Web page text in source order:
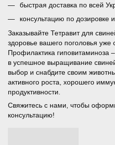
быстрая доставка по всей
консультацию по дозировке
Заказывайте Тетравит для
здоровье вашего поголовья уже
Профилактика гиповитаминоза
в успешное выращивание
выбор и снабдите своим
активного роста, хорошего
продуктивности.
Свяжитесь с нами, чтобы
консультацию!